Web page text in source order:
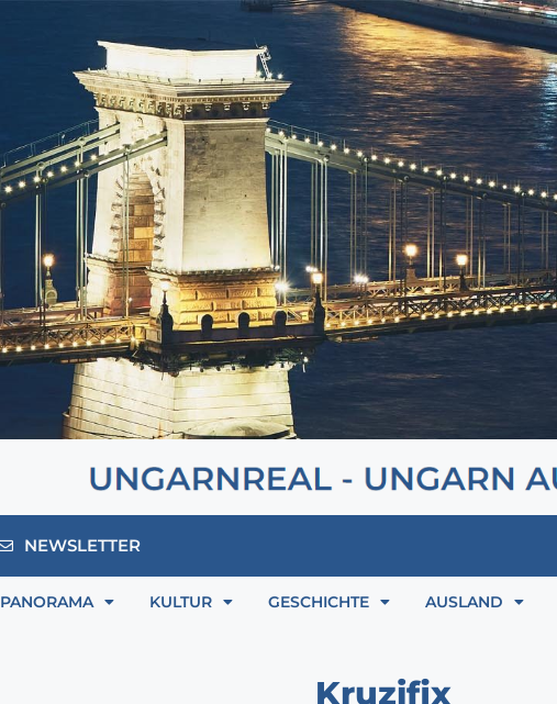
NEWSLETTER
PANORAMA KULTUR GESCHICHTE AUSLAND
Kruzifix